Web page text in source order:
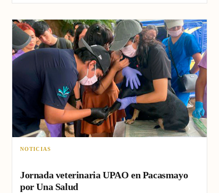
NOTICIAS
Jornada veterinaria UPAO en Pacasmayo
por Una Salud